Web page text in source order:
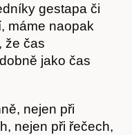
gestapa či
máme naopak
že čas
jako čas
nejen při
nejen při řečech,